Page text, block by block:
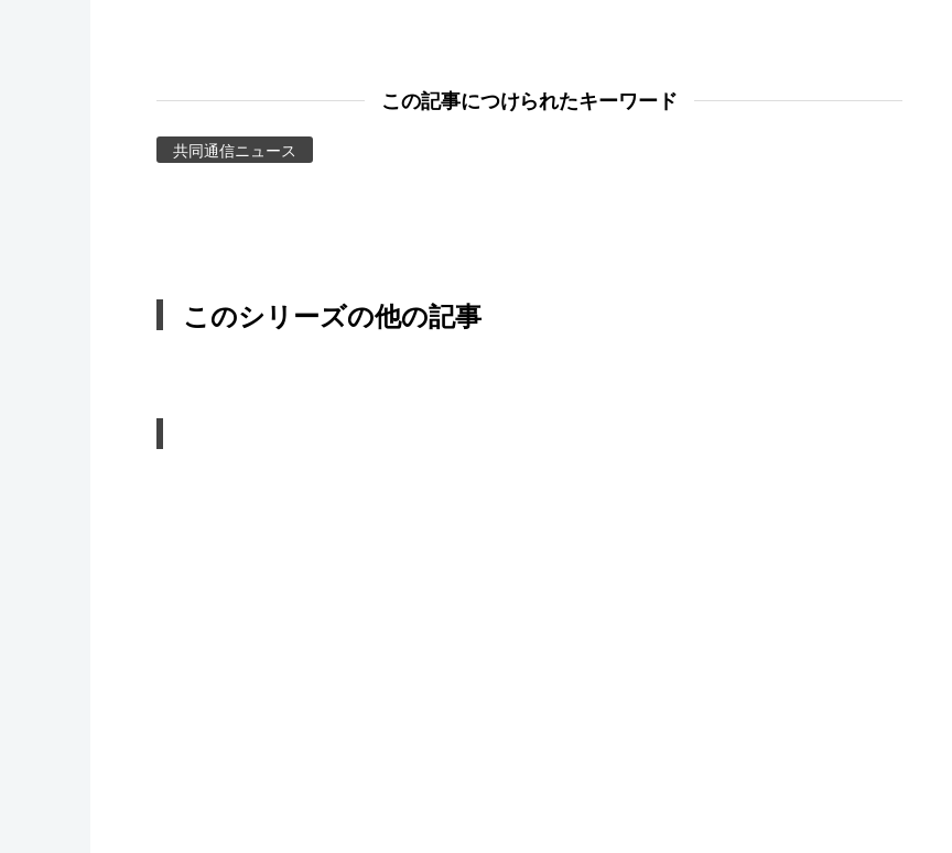
この記事につけられたキーワード
共同通信ニュース
このシリーズの他の記事